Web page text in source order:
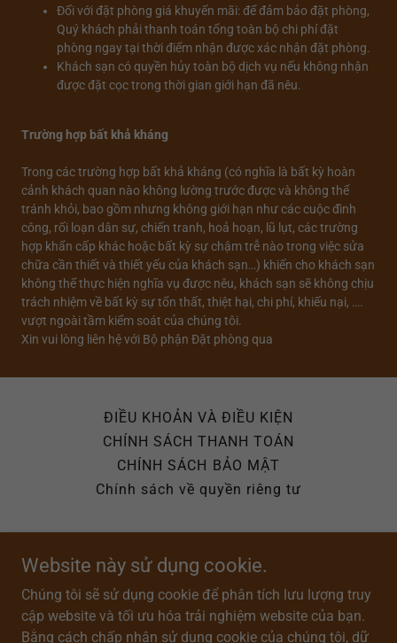
Đối với đặt phòng giá khuyến mãi: để đảm bảo đặt phòng,
Quý khách phải thanh toán tổng toàn bộ chi phí đặt
phòng ngay tại thời điểm nhận được xác nhận đặt phòng.
Khách sạn có quyền hủy toàn bộ dịch vụ nếu không nhận
được đặt cọc trong thời gian giới hạn đã nêu.
Trường hợp bất khả kháng
Trong các trường hợp bất khả kháng (có nghĩa là bất kỳ hoàn
cảnh khách quan nào không lường trước được và không thể
tránh khỏi, bao gồm nhưng không giới hạn như các cuộc đình
công, rối loạn dân sự, chiến tranh, hoả hoạn, lũ lụt, các trường
hợp khẩn cấp khác hoặc bất kỳ sự chậm trễ nào trong việc sửa
chữa cần thiết và thiết yếu của khách sạn…) khiến cho khách sạn
không thể thực hiện nghĩa vụ được nêu, khách sạn sẽ không chịu
trách nhiệm về bất kỳ sự tổn thất, thiệt hại, chi phí, khiếu nại, ….
vượt ngoài tầm kiểm soát của chúng tôi.
Xin vui lòng liên hệ với Bộ phận Đặt phòng qua
ĐIỀU KHOẢN VÀ ĐIỀU KIỆN
CHÍNH SÁCH THANH TOÁN
CHÍNH SÁCH BẢO MẬT
Chính sách về quyền riêng tư
Khách sạn Thành Đạt Đồng Văn
Số 02 đường Nguyễn Văn Linh, Phường Đồng
Website này sử dụng cookie.
Chúng tôi sẽ sử dụng cookie để phân tích lưu lượng truy
cập website và tối ưu hóa trải nghiệm website của bạn.
Bằng cách chấp nhận sử dụng cookie của chúng tôi, dữ